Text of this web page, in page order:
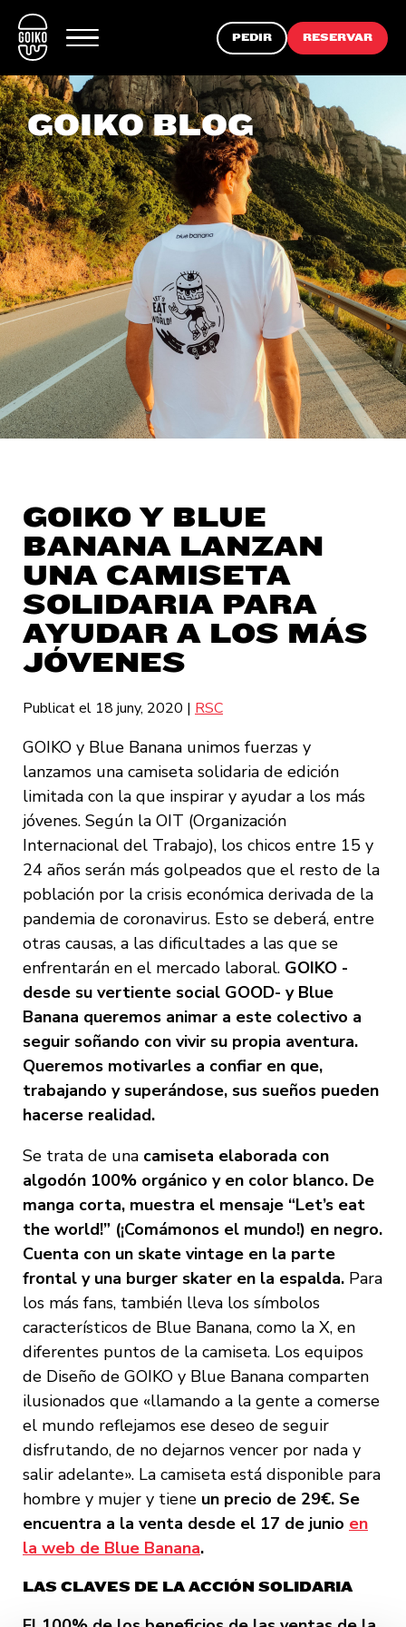
PEDIR RESERVAR
GOIKO BLOG
GOIKO Y BLUE
BANANA LANZAN
UNA CAMISETA
SOLIDARIA PARA
AYUDAR A LOS MÁS
JÓVENES
Publicat el 18 juny, 2020 | RSC
GOIKO y Blue Banana unimos fuerzas y
lanzamos una camiseta solidaria de edición
limitada con la que inspirar y ayudar a los más
jóvenes. Según la OIT (Organización
Internacional del Trabajo), los chicos entre 15 y
24 años serán más golpeados que el resto de la
población por la crisis económica derivada de la
pandemia de coronavirus. Esto se deberá, entre
otras causas, a las dificultades a las que se
enfrentarán en el mercado laboral. GOIKO -
desde su vertiente social GOOD- y Blue
Banana queremos animar a este colectivo a
seguir soñando con vivir su propia aventura.
Queremos motivarles a confiar en que,
trabajando y superándose, sus sueños pueden
hacerse realidad.
Se trata de una camiseta elaborada con
algodón 100% orgánico y en color blanco. De
manga corta, muestra el mensaje “Let’s eat
the world!” (¡Comámonos el mundo!) en negro.
Cuenta con un skate vintage en la parte
frontal y una burger skater en la espalda. Para
los más fans, también lleva los símbolos
característicos de Blue Banana, como la X, en
diferentes puntos de la camiseta. Los equipos
de Diseño de GOIKO y Blue Banana comparten
ilusionados que «llamando a la gente a comerse
el mundo reflejamos ese deseo de seguir
disfrutando, de no dejarnos vencer por nada y
salir adelante». La camiseta está disponible para
hombre y mujer y tiene un precio de 29€. Se
encuentra a la venta desde el 17 de junio en
la web de Blue Banana.
LAS CLAVES DE LA ACCIÓN SOLIDARIA